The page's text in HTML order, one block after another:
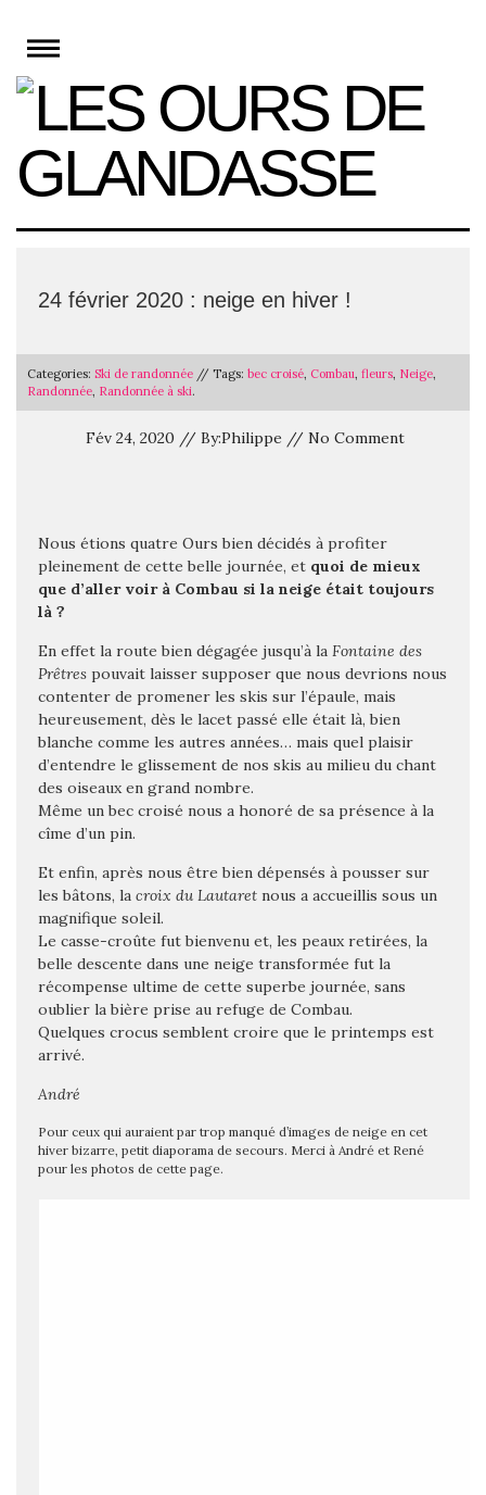
content
24 février 2020 : neige en hiver !
Categories: Ski de randonnée // Tags: bec croisé, Combau, fleurs, Neige,
Randonnée, Randonnée à ski.
Fév 24, 2020 // By:Philippe // No Comment
Nous étions quatre Ours bien décidés à profiter
pleinement de cette belle journée, et quoi de mieux
que d’aller voir à Combau si la neige était toujours
là ?
En effet la route bien dégagée jusqu’à la Fontaine des
Prêtres pouvait laisser supposer que nous devrions nous
contenter de promener les skis sur l’épaule, mais
heureusement, dès le lacet passé elle était là, bien
blanche comme les autres années… mais quel plaisir
d’entendre le glissement de nos skis au milieu du chant
des oiseaux en grand nombre.
Même un bec croisé nous a honoré de sa présence à la
cîme d’un pin.
Et enfin, après nous être bien dépensés à pousser sur
les bâtons, la croix du Lautaret nous a accueillis sous un
magnifique soleil.
Le casse-croûte fut bienvenu et, les peaux retirées, la
belle descente dans une neige transformée fut la
récompense ultime de cette superbe journée, sans
oublier la bière prise au refuge de Combau.
Quelques crocus semblent croire que le printemps est
arrivé.
André
Pour ceux qui auraient par trop manqué d’images de neige en cet
hiver bizarre, petit diaporama de secours. Merci à André et René
pour les photos de cette page.